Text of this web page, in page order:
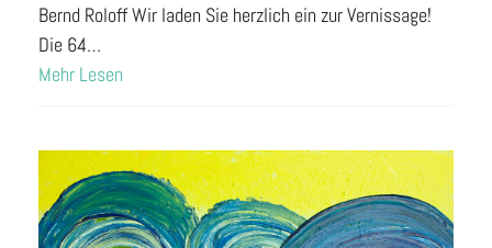
Bernd Roloff Wir laden Sie herzlich ein zur Vernissage!
Die 64…
Mehr Lesen